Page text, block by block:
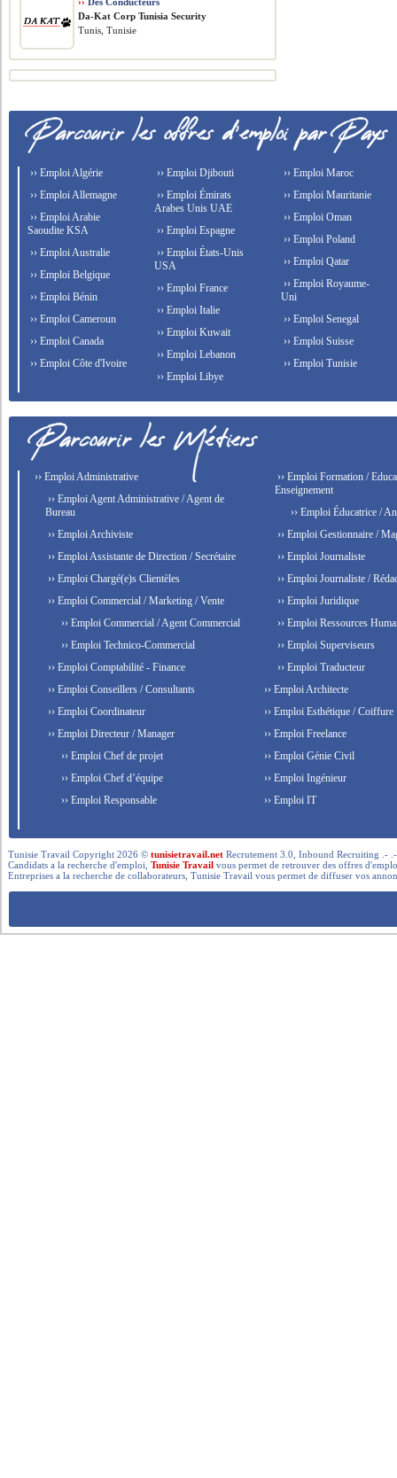
Da-Kat Corp Tunisia Security
Tunis, Tunisie
›› Emploi Algérie
›› Emploi Allemagne
›› Emploi Arabie
Saoudite KSA
›› Emploi Australie
›› Emploi Belgique
›› Emploi Bénin
›› Emploi Cameroun
›› Emploi Canada
›› Emploi Côte d'Ivoire
›› Emploi Djibouti
›› Emploi Émirats
Arabes Unis UAE
›› Emploi Espagne
›› Emploi États-Unis
USA
›› Emploi France
›› Emploi Italie
›› Emploi Kuwait
›› Emploi Lebanon
›› Emploi Libye
›› Emploi Maroc
›› Emploi Mauritanie
›› Emploi Oman
›› Emploi Poland
›› Emploi Qatar
›› Emploi Royaume-
Uni
›› Emploi Senegal
›› Emploi Suisse
›› Emploi Tunisie
›› Emploi Administrative
›› Emploi Agent Administrative / Agent de
Bureau
›› Emploi Archiviste
›› Emploi Assistante de Direction / Secrétaire
›› Emploi Chargé(e)s Clientèles
›› Emploi Commercial / Marketing / Vente
›› Emploi Commercial / Agent Commercial
›› Emploi Technico-Commercial
›› Emploi Comptabilité - Finance
›› Emploi Conseillers / Consultants
›› Emploi Coordinateur
›› Emploi Directeur / Manager
›› Emploi Chef de projet
›› Emploi Chef d’équipe
›› Emploi Responsable
›› Emploi Formation /
Enseignement
›› Emploi Éducatrice /
›› Emploi Gestionnaire /
›› Emploi Journaliste
›› Emploi Journaliste /
›› Emploi Juridique
›› Emploi Ressources
›› Emploi Superviseurs
›› Emploi Traducteur
›› Emploi Architecte
›› Emploi Esthétique / Coiffure
›› Emploi Freelance
›› Emploi Génie Civil
›› Emploi Ingénieur
›› Emploi IT
Tunisie Travail Copyright 2026 ©tunisietravail.net Recrutement 3.0, Inbound Recruiting .-
Candidats a la recherche d'emploi,Tunisie Travail vous permet de retrouver des offres
Entreprises a la recherche de collaborateurs, Tunisie Travail vous permet de diffuser vos